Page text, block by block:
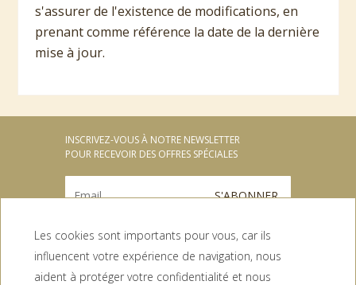
s'assurer de l'existence de modifications, en
prenant comme référence la date de la dernière
mise à jour.
INSCRIVEZ-VOUS À NOTRE NEWSLETTER
POUR RECEVOIR DES OFFRES SPÉCIALES
S'ABONNER
Les cookies sont importants pour vous, car ils
influencent votre expérience de navigation, nous
aident à protéger votre confidentialité et nous